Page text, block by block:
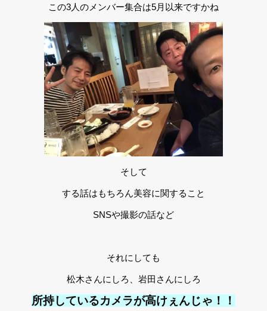
この3人のメンバー集合は5月以来ですかね
そして
する話はもちろん美容に関すること
SNSや撮影の話など
それにしても
松木さんにしろ、岩田さんにしろ
所持しているカメラが高けぇんじゃ！！